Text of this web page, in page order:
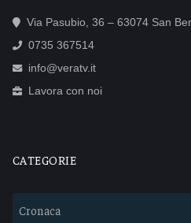
Via Pasubio, 36 – 63074 San
0735 367514
info@veratv.it
Lavora con noi
CATEGORIE
Cronaca